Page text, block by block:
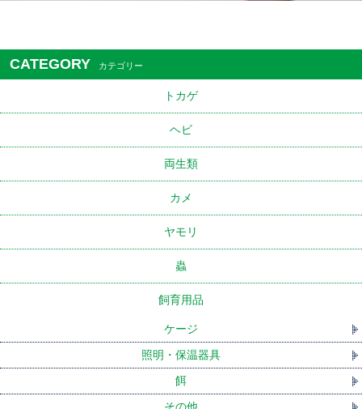
CATEGORY カテゴリー
トカゲ
ヘビ
両生類
カメ
ヤモリ
蟲
飼育用品
ケージ
照明・保温器具
餌